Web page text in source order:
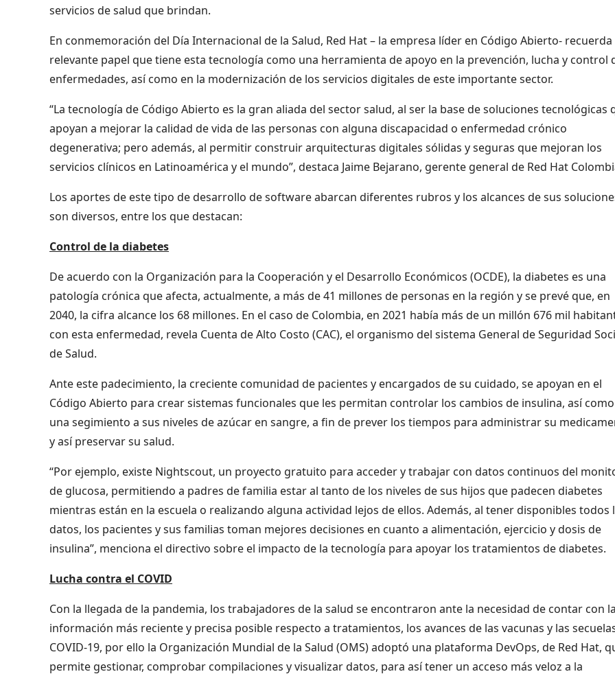
servicios de salud que brindan.
En conmemoración del Día Internacional de la Salud, Red Hat – la empresa líder en Código Abierto- recuerda
relevante papel que tiene esta tecnología como una herramienta de apoyo en la prevención, lucha y control
enfermedades, así como en la modernización de los servicios digitales de este importante sector.
“La tecnología de Código Abierto es la gran aliada del sector salud, al ser la base de soluciones tecnológicas
apoyan a mejorar la calidad de vida de las personas con alguna discapacidad o enfermedad crónico
degenerativa; pero además, al permitir construir arquitecturas digitales sólidas y seguras que mejoran los
servicios clínicos en Latinoamérica y el mundo”, destaca Jaime Bejarano, gerente general de Red Hat
Los aportes de este tipo de desarrollo de software abarcan diferentes rubros y los alcances de sus
son diversos, entre los que destacan:
Control de la diabetes
De acuerdo con la Organización para la Cooperación y el Desarrollo Económicos (OCDE), la diabetes es una
patología crónica que afecta, actualmente, a más de 41 millones de personas en la región y se prevé que, en
2040, la cifra alcance los 68 millones. En el caso de Colombia, en 2021 había más de un millón 676 mil
con esta enfermedad, revela Cuenta de Alto Costo (CAC), el organismo del sistema General de Seguridad
de Salud.
Ante este padecimiento, la creciente comunidad de pacientes y encargados de su cuidado, se apoyan en el
Código Abierto para crear sistemas funcionales que les permitan controlar los cambios de insulina, así
una segimiento a sus niveles de azúcar en sangre, a fin de prever los tiempos para administrar su
y así preservar su salud.
“Por ejemplo, existe Nightscout, un proyecto gratuito para acceder y trabajar con datos continuos del
de glucosa, permitiendo a padres de familia estar al tanto de los niveles de sus hijos que padecen diabetes
mientras están en la escuela o realizando alguna actividad lejos de ellos. Además, al tener disponibles todos
datos, los pacientes y sus familias toman mejores decisiones en cuanto a alimentación, ejercicio y dosis de
insulina”, menciona el directivo sobre el impacto de la tecnología para apoyar los tratamientos de diabetes.
Lucha contra el COVID
Con la llegada de la pandemia, los trabajadores de la salud se encontraron ante la necesidad de contar con la
información más reciente y precisa posible respecto a tratamientos, los avances de las vacunas y las
COVID-19, por ello la Organización Mundial de la Salud (OMS) adoptó una plataforma DevOps, de Red Hat,
permite gestionar, comprobar compilaciones y visualizar datos, para así tener un acceso más veloz a la